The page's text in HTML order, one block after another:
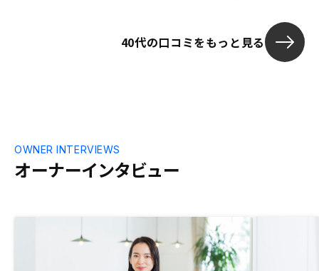
40代の口コミをもっと見る
オーナーインタビュー
OWNER INTERVIEWS